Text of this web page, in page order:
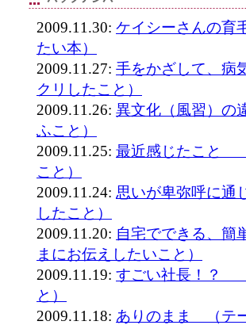
2009.11.30: ケイシーさんの育
たい本）
2009.11.27: 手をかざして、病
クリしたこと）
2009.11.26: 異文化（風習）の
ふこと）
2009.11.25: 最近感じたこと
こと）
2009.11.24: 思いが卑弥呼に
したこと）
2009.11.20: 自宅でできる、
まにお伝えしたいこと）
2009.11.19: すごい社長！？
と）
2009.11.18: ありのまま （テ